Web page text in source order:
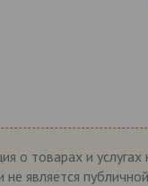
о товарах и
не является